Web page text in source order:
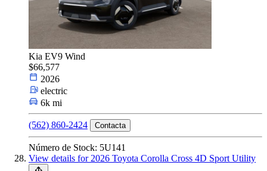
Kia EV9 Wind
$66,577
2026
electric
6k mi
(562) 860-2424 Contacta
Número de Stock: 5U141
View details for 2026 Toyota Corolla Cross 4D Sport Utility